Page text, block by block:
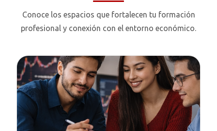
Conoce los espacios que fortalecen tu formación
profesional y conexión con el entorno económico.